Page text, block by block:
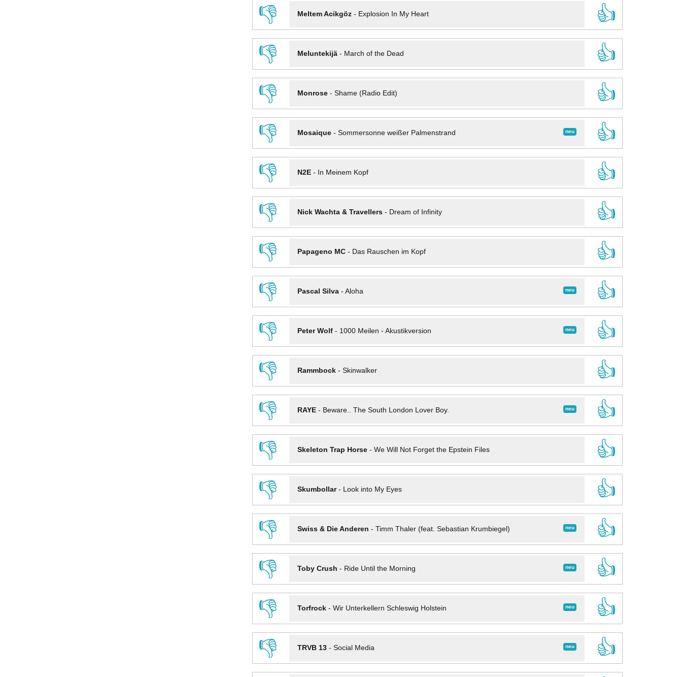
👎
Meltem Acikgöz- Explosion In My Heart
👍
👎
Meluntekijä- March of the Dead
👍
👎
Monrose- Shame (Radio Edit)
👍
👎
neu
Mosaique- Sommersonne weißer Palmenstrand
👍
👎
N2E- In Meinem Kopf
👍
👎
Nick Wachta & Travellers- Dream of Infinity
👍
👎
Papageno MC- Das Rauschen im Kopf
👍
👎
neu
Pascal Silva- Aloha
👍
👎
neu
Peter Wolf- 1000 Meilen - Akustikversion
👍
👎
Rammbock- Skinwalker
👍
👎
neu
RAYE- Beware.. The South London Lover Boy.
👍
👎
Skeleton Trap Horse- We Will Not Forget the Epstein Files
👍
👎
Skumbollar- Look into My Eyes
👍
👎
neu
Swiss & Die Anderen - Timm Thaler (feat. Sebastian Krumbiegel)
👍
👎
neu
Toby Crush - Ride Until the Morning
👍
👎
neu
Torfrock- Wir Unterkellern Schleswig Holstein
👍
👎
neu
TRVB 13- Social Media
👍